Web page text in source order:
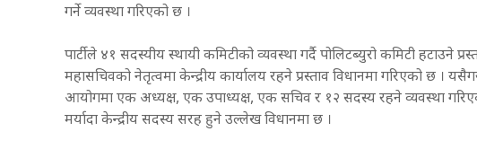
गर्ने व्यवस्था गरिएको छ ।
पार्टीले ४१ सदस्यीय स्थायी कमिटीको व्यवस्था गर्दै पोलिटब्युरो कमिटी हटाउने
महासचिवको नेतृत्वमा केन्द्रीय कार्यालय रहने प्रस्ताव विधानमा गरिएको छ ।
आयोगमा एक अध्यक्ष, एक उपाध्यक्ष, एक सचिव र १२ सदस्य रहने व्यवस्था
मर्यादा केन्द्रीय सदस्य सरह हुने उल्लेख विधानमा छ ।